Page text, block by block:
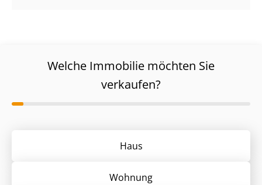
Welche Immobilie möchten Sie
verkaufen?
Haus
Wohnung